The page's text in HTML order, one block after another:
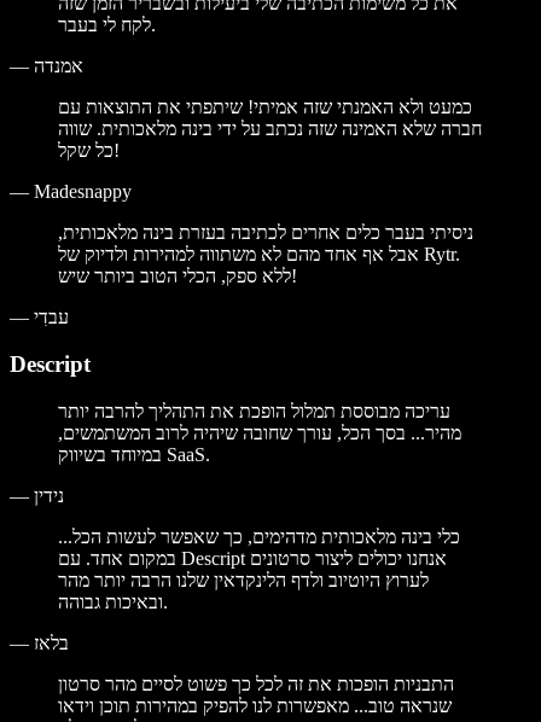
לקח לי בעבר.
— אמנדה
כמעט ולא האמנתי שזה אמיתי! שיתפתי את התוצאות עם
חברה שלא האמינה שזה נכתב על ידי בינה מלאכותית. שווה
כל שקל!
— Madesnappy
ניסיתי בעבר כלים אחרים לכתיבה בעזרת בינה מלאכותית,
אבל אף אחד מהם לא משתווה למהירות ולדיוק של Rytr.
ללא ספק, הכלי הטוב ביותר שיש!
— עבדִי
Descript
עריכה מבוססת תמלול הופכת את התהליך להרבה יותר
מהיר... בסך הכל, עורך שחובה שיהיה לרוב המשתמשים,
במיוחד בשיווק SaaS.
— נידין
...כלי בינה מלאכותית מדהימים, כך שאפשר לעשות הכל
במקום אחד. עם Descript אנחנו יכולים ליצור סרטונים
לערוץ היוטיוב ולדף הלינקדאין שלנו הרבה יותר מהר
ובאיכות גבוהה.
— בלאז
התבניות הופכות את זה לכל כך פשוט לסיים מהר סרטון
שנראה טוב... מאפשרות לנו להפיק במהירות תוכן וידאו